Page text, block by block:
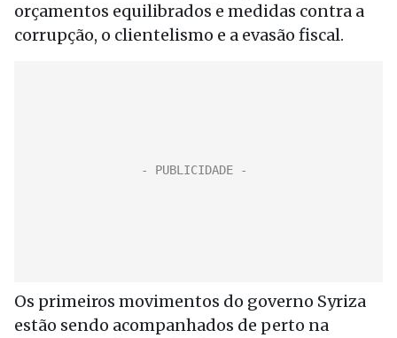
orçamentos equilibrados e medidas contra a
corrupção, o clientelismo e a evasão fiscal.
Os primeiros movimentos do governo Syriza
estão sendo acompanhados de perto na